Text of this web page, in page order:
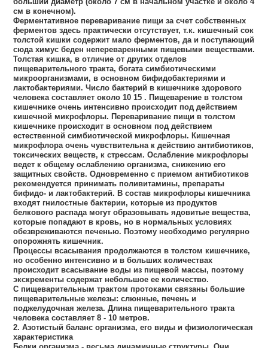
см в конечном).
Ферментативное переваривание пищи за счет собственных
ферментов здесь практически отсутствует, т.к. кишечный сок
толстой кишки содержит мало ферментов, да и поступающий
сюда химус беден непереваренными пищевыми веществами.
Толстая кишка, в отличие от других отделов
пищеварительного тракта, богата симбиотическими
микроорганизмами, в основном бифидобактериями и
лактобактериями. Число бактерий в кишечнике здорового
человека составляет около 10 15 . Пищеварение в толстом
кишечнике очень интенсивно происходит под действием
кишечной микрофлоры. Переваривание пищи в толстом
кишечнике происходит в основном под действием
естественной симбиотической микрофлоры. Кишечная
микрофлора очень чувствительна к действию антибиотиков,
токсических веществ, к стрессам. Ослабление микрофлоры
ведет к общему ослаблению организма, снижению его
защитных свойств. Одновременно с приемом антибиотиков
рекомендуется принимать поливитамины, препараты
бифидо- и лактобактерий. В состав микрофлоры кишечника
входят гнилостные бактерии, которые из продуктов
белкового распада могут образовывать ядовитые вещества,
которые попадают в кровь, но в нормальных условиях
обезвреживаются печенью. Поэтому необходимо регулярно
опорожнять кишечник.
Процессы всасывания продолжаются в толстом кишечнике,
но особенно интенсивно и в больших количествах
происходит всасывание воды из пищевой массы, поэтому
экскременты содержат небольшое ее количество.
С пищеварительным трактом протоками связаны большие
пищеварительные железы: слюнные, печень и
поджелудочная железа. Длина пищеварительного тракта
человека составляет 8 - 10 метров.
2. Азотистый баланс организма, его виды и физиологическая
характеристика